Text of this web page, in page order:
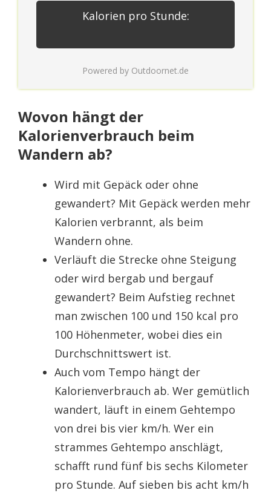
Kalorien pro Stunde:
Powered by Outdoornet.de
Wovon hängt der
Kalorienverbrauch beim
Wandern ab?
Wird mit Gepäck oder ohne
gewandert? Mit Gepäck werden mehr
Kalorien verbrannt, als beim
Wandern ohne.
Verläuft die Strecke ohne Steigung
oder wird bergab und bergauf
gewandert? Beim Aufstieg rechnet
man zwischen 100 und 150 kcal pro
100 Höhenmeter, wobei dies ein
Durchschnittswert ist.
Auch vom Tempo hängt der
Kalorienverbrauch ab. Wer gemütlich
wandert, läuft in einem Gehtempo
von drei bis vier km/h. Wer ein
strammes Gehtempo anschlägt,
schafft rund fünf bis sechs Kilometer
pro Stunde. Auf sieben bis acht km/h